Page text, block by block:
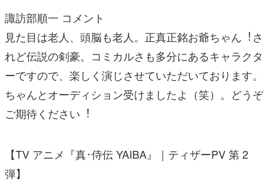
諏訪部順⼀ コメント
⾒た⽬は⽼⼈、頭脳も⽼⼈。正真正銘お爺ちゃん︕さ
れど伝説の剣豪。コミカルさも多分にあるキャラクタ
ーですので、楽しく演じさせていただいております。
ちゃんとオーディション受けましたよ（笑）。どうぞ
ご期待ください︕
【TV アニメ『真･侍伝 YAIBA』｜ティザーPV 第 2
弾】